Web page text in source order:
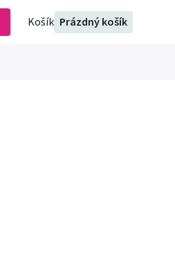
Prázdný košík